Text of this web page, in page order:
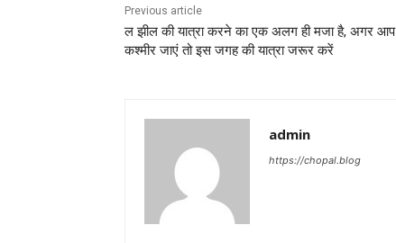
Previous article
ल झील की यात्रा करने का एक अलग ही मजा है, अगर आप
कश्मीर जाएं तो इस जगह की यात्रा जरूर करें
admin
https://chopal.blog